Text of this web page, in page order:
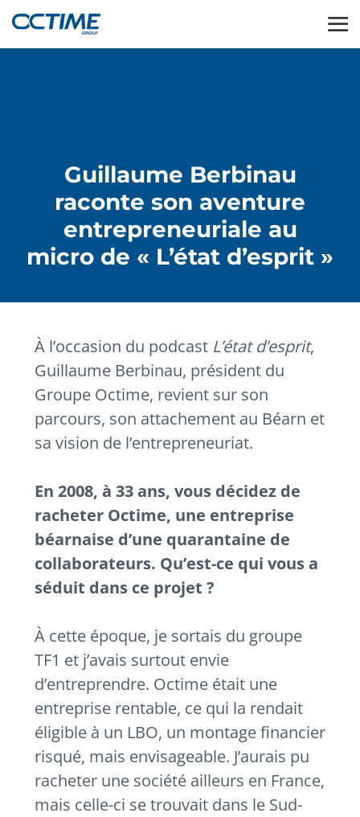
Guillaume Berbinau
raconte son aventure
entrepreneuriale au
micro de « L’état d’esprit »
À l’occasion du podcast L’état d’esprit,
Guillaume Berbinau, président du
Groupe Octime, revient sur son
parcours, son attachement au Béarn et
sa vision de l’entrepreneuriat.
En 2008, à 33 ans, vous décidez de
racheter Octime, une entreprise
béarnaise d’une quarantaine de
collaborateurs. Qu’est-ce qui vous a
séduit dans ce projet ?
À cette époque, je sortais du groupe
TF1 et j’avais surtout envie
d’entreprendre. Octime était une
entreprise rentable, ce qui la rendait
éligible à un LBO, un montage financier
risqué, mais envisageable. J’aurais pu
racheter une société ailleurs en France,
mais celle-ci se trouvait dans le Sud-